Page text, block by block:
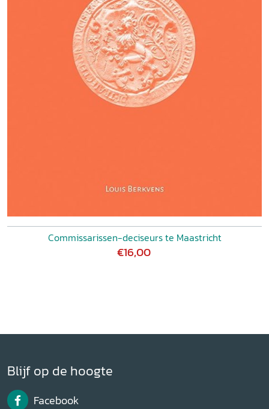
Commissarissen-deciseurs te Maastricht
€16,00
Blijf op de hoogte
Facebook